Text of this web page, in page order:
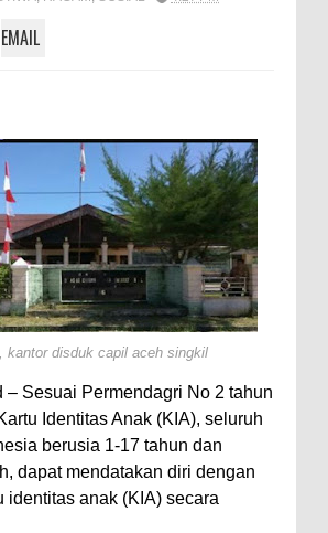
EMAIL
kantor disduk capil aceh singkil
– Sesuai Permendagri No 2 tahun
Identitas Anak (KIA), seluruh
berusia 1-17 tahun dan
dapat mendatakan diri dengan
identitas anak (KIA) secara